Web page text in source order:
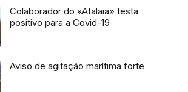
Colaborador do «Atalaia» testa
positivo para a Covid-19
Aviso de agitação marítima forte